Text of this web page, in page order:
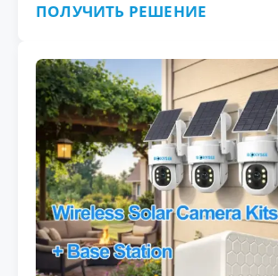
ПОЛУЧИТЬ РЕШЕНИЕ